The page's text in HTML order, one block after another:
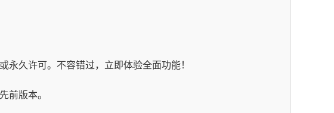
久许可。不容错过，立即体验全面功能！
前版本。